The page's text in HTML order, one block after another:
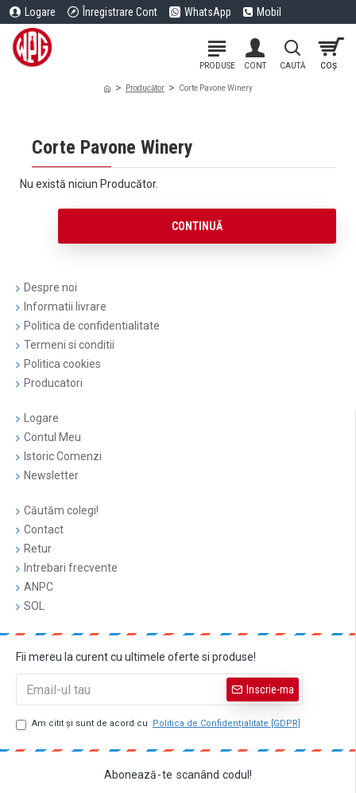
Logare Înregistrare Cont WhatsApp Mobil
Producător Corte Pavone Winery
Corte Pavone Winery
Nu există niciun Producător.
CONTINUĂ
Despre noi
Informatii livrare
Politica de confidentialitate
Termeni si conditii
Politica cookies
Producatori
Logare
Contul Meu
Istoric Comenzi
Newsletter
Căutăm colegi!
Contact
Retur
Intrebari frecvente
ANPC
SOL
Fii mereu la curent cu ultimele oferte si produse!
Inscrie-ma
Am citit şi sunt de acord cu Politica de Confidențialitate [GDPR]
Abonează-te scanând codul!